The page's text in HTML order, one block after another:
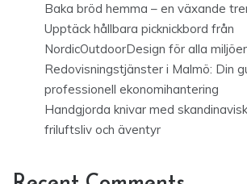
Baka bröd hemma – en växande
Upptäck hållbara picknickbord från
NordicOutdoorDesign för alla miljöer
Redovisningstjänster i Malmö: Din
professionell ekonomihantering
Handgjorda knivar med
friluftsliv och äventyr